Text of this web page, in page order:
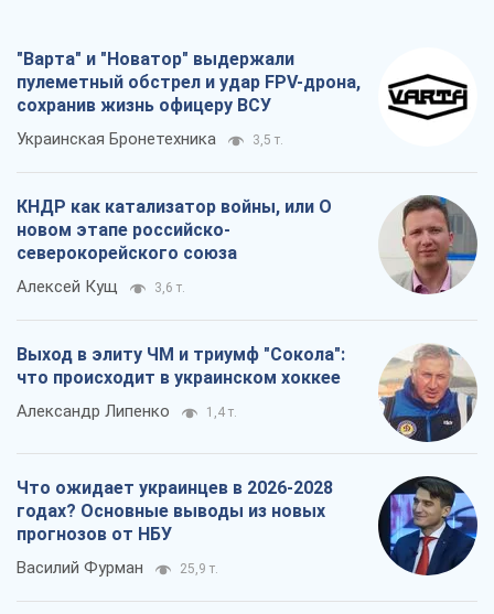
"Варта" и "Новатор" выдержали
пулеметный обстрел и удар FPV-дрона,
сохранив жизнь офицеру ВСУ
Украинская Бронетехника 3,5 т.
КНДР как катализатор войны, или О
новом этапе российско-
северокорейского союза
Алексей Кущ 3,6 т.
Выход в элиту ЧМ и триумф "Сокола":
что происходит в украинском хоккее
Александр Липенко 1,4 т.
Что ожидает украинцев в 2026-2028
годах? Основные выводы из новых
прогнозов от НБУ
Василий Фурман 25,9 т.